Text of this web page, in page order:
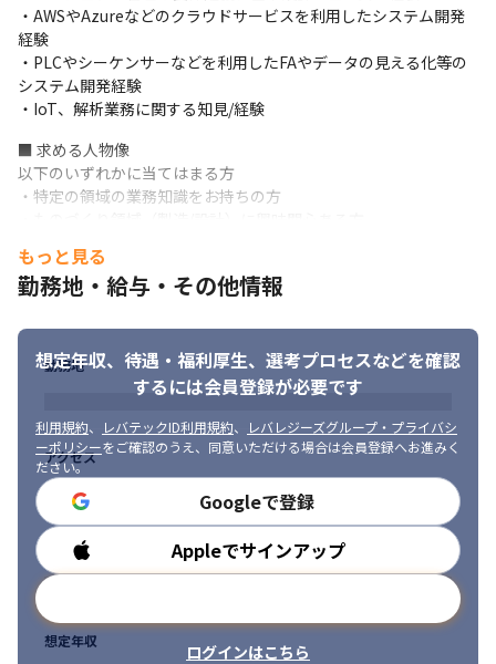
・環境：AWS（EC2、RDS等）
・言語：Python、JavaScript、 CSS
・ツール：AI OCR、Azure DevOps（Boards、Repos、
Pipelines）
1.お客様ニーズ起点
お客様の改革テーマや業務課題から、お客様と共にIT構想を検討
することができ、目的を共有したうえでシステム開発・導入する
ができます。
2.顧客に近い地に足の着いた実践力
テム開発を行うことができます。
3.お客様と同じ目線に立ち、長期的な信頼関係を築く
お客様の成長に貢献するため、ABSも変革・成長していく必要が
あり、最新技術の獲得を積極的に進めています。
④工程/役割
担当する工程は要件定義～保守・運用までが中心ですが、企画構
想段階から携われるプロジェクトもあるため、さまざまな工程や
役割を経験できる機会があります。
➄技術
プロジェクトで使用する言語やツール（クラウドサービス）の提
案を行う機会があります。また、先進的な取り組みを行っている
プロジェクトも多いため、様々な技術にチャレンジすることがで
・AWSやAzureなどのクラウドサービスを利用したシステム開発
経験
・PLCやシーケンサーなどを利用したFAやデータの見える化等の
システム開発経験
・IoT、解析業務に関する知見/経験
■ 求める人物像
以下のいずれかに当てはまる方
・特定の領域の業務知識をお持ちの方
・業務改善や課題解決が得意で企画力、提案力のある方
・英語スキルのある方
・積極性があり、自走できる方
・成長意欲のある方
・環境適応能力の高い方
もっと見る
勤務地・給与・その他情報
想定年収、待遇・福利厚生、 選考プロセスなどを確認
するには会員登録が必要です
利用規約、 レバテックID利用規約、
レバレジーズグループ・プライバシ
ーポリシーをご確認のうえ、同意いただける場合は会員登録へお進みく
ださい。
Googleで登録
Appleでサインアップ
ログインはこちら
勤務地
アクセス
勤務時間
想定年収